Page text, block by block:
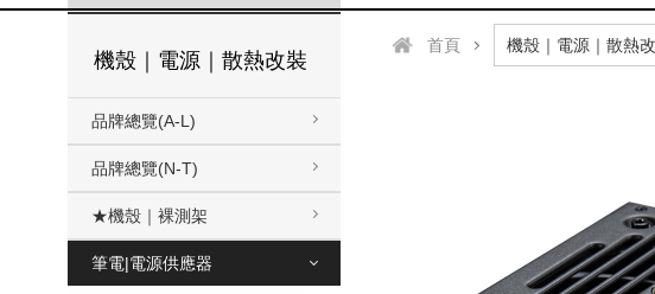
機殼｜電源｜散熱改裝
品牌總覽(A-L)
品牌總覽(N-T)
★機殼｜裸測架
筆電|電源供應器
首頁